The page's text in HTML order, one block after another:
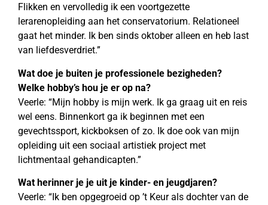
Flikken en vervolledig ik een voortgezette
lerarenopleiding aan het conservatorium. Relationeel
gaat het minder. Ik ben sinds oktober alleen en heb last
van liefdesverdriet.”
Wat doe je buiten je professionele bezigheden?
Welke hobby’s hou je er op na?
Veerle: “Mijn hobby is mijn werk. Ik ga graag uit en reis
wel eens. Binnenkort ga ik beginnen met een
gevechtssport, kickboksen of zo. Ik doe ook van mijn
opleiding uit een sociaal artistiek project met
lichtmentaal gehandicapten.”
Wat herinner je je uit je kinder- en jeugdjaren?
Veerle: “Ik ben opgegroeid op ’t Keur als dochter van de